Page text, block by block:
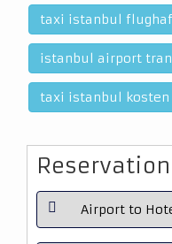
taxi istanbul
istanbul airport
taxi istanbul kosten